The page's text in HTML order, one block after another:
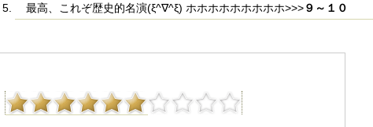
最高、これぞ歴史的名演(ξ^∇^ξ) ホホホホホホホホホ>>>９～１０